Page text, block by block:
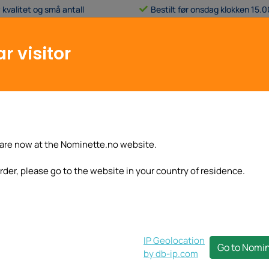
kvalitet og små antall
Bestilt før onsdag klokken
nyhetsbrevet vårt og få
visitor
now at the Nominette.no website.
please go to the website in your country of residence.
IP Geolocation
by db-ip.com
Go to